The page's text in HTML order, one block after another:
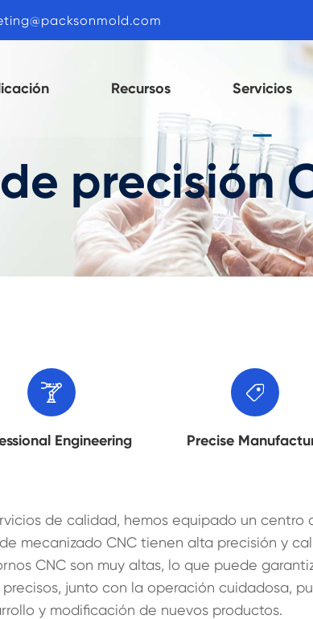
Recursos Servicios
precisión

Engineering

Precise
de calidad, hemos equipado un centro
mecanizado CNC tienen alta precisión y
CNC son muy altas, lo que puede
junto con la operación cuidadosa,
y modificación de nuevos productos.